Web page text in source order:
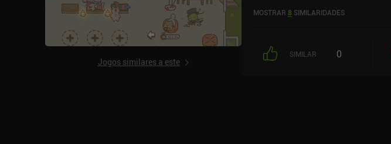
Jogos similares a este
MOSTRAR 8 SIMILARIDADES
SIMILAR 0